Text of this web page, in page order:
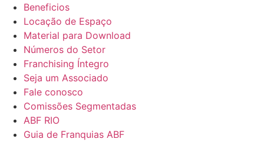
Beneficios
Locação de Espaço
Material para Download
Números do Setor
Franchising Íntegro
Seja um Associado
Fale conosco
Comissões Segmentadas
ABF RIO
Guia de Franquias ABF